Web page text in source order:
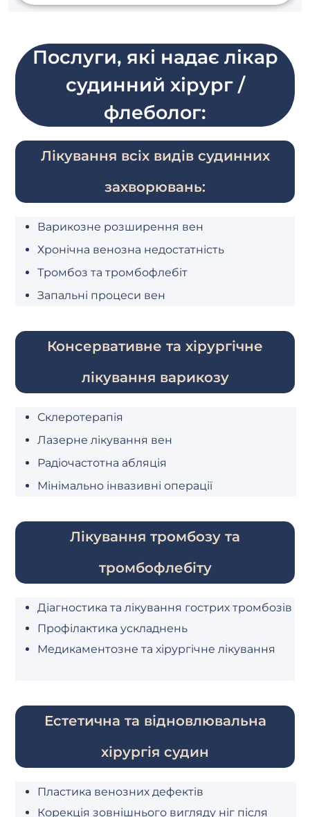
Послуги, які надає лікар
судинний хірург /
флеболог:
Лікування всіх видів судинних
захворювань:
Варикозне розширення вен
Хронічна венозна недостатність
Тромбоз та тромбофлебіт
Запальні процеси вен
Консервативне та хірургічне
лікування варикозу
Склеротерапія
Лазерне лікування вен
Радіочастотна абляція
Мінімально інвазивні операції
Лікування тромбозу та
тромбофлебіту
Діагностика та лікування гострих тромбозів
Профілактика ускладнень
Медикаментозне та хірургічне лікування
Естетична та відновлювальна
хірургія судин
Пластика венозних дефектів
Корекція зовнішнього вигляду ніг після